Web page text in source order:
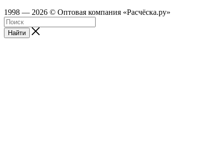
1998 — 2026 © Оптовая компания «Расчёска.ру»
Найти